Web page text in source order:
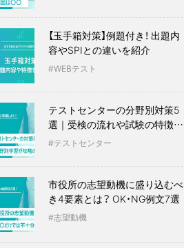
【玉手箱対策】例題付き！ 出題内
容やSPIとの違いを紹介
WEBテスト
テストセンターの分野別対策5
選｜受検の流れや試験の特徴も
紹介
テストセンター
市役所の志望動機に盛り込むべ
き4要素とは？ OK・NG例文7選
志望動機